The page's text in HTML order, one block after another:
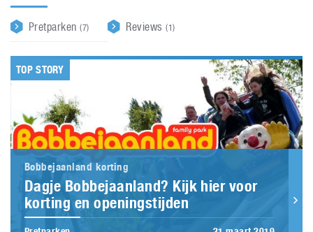
Pretparken(7) Reviews(1)
TOP STORY
Bobbejaanland korting
Dagje Bobbejaanland? Kijk hier voor
korting en openingstijden